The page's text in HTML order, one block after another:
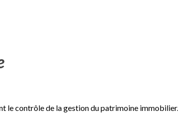
le contrôle de la gestion du patrimoine immobilier.